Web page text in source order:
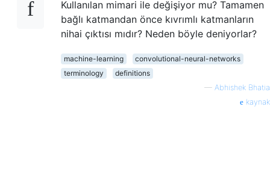
Kullanılan mimari ile değişiyor mu? Tamamen
bağlı katmandan önce kıvrımlı katmanların
nihai çıktısı mıdır? Neden böyle deniyorlar?
machine-learning
convolutional-neural-networks
terminology
definitions
— Abhishek Bhatia
kaynak